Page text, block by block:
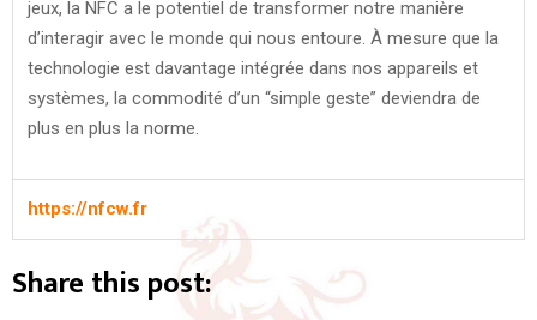
jeux, la NFC a le potentiel de transformer notre manière
d’interagir avec le monde qui nous entoure. À mesure que la
technologie est davantage intégrée dans nos appareils et
systèmes, la commodité d’un “simple geste” deviendra de
plus en plus la norme.
https://nfcw.fr
Share this post: